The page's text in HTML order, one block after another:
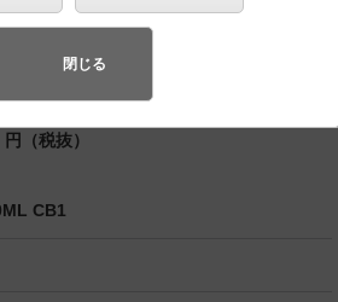
プ（ライコン別売）／埋込穴
（税抜）
CB1
閉じる